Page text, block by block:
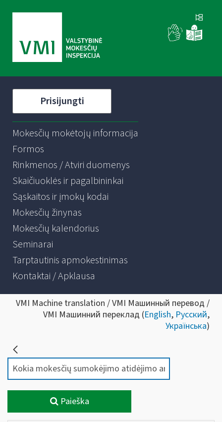
Prisijungti
Mokesčių mokėtojų informacija
Formos
Rinkmenos / Atviri duomenys
Skaičiuoklės ir pagalbininkai
Sąskaitos ir įmokų kodai
Mokesčių žinynas
Mokesčių kalendorius
Seminarai
Tarptautinis apmokestinimas
Kontaktai / Apklausa
VMI Machine translation / VMI Машинный перевод /
VMI Машинний переклад (English, Русский,
Українська)
Paieška